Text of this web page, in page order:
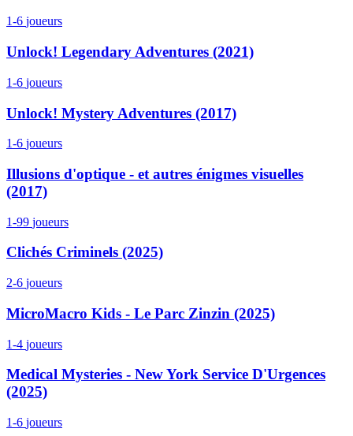
1-6 joueurs
Unlock! Legendary Adventures (2021)
1-6 joueurs
Unlock! Mystery Adventures (2017)
1-6 joueurs
Illusions d'optique - et autres énigmes visuelles
(2017)
1-99 joueurs
Clichés Criminels (2025)
2-6 joueurs
MicroMacro Kids - Le Parc Zinzin (2025)
1-4 joueurs
Medical Mysteries - New York Service D'Urgences
(2025)
1-6 joueurs